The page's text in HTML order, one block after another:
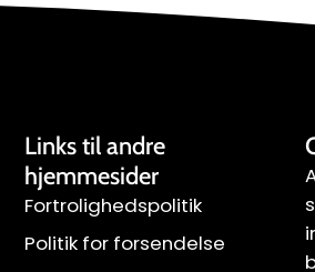
Links til andre
hjemmesider
Fortrolighedspolitik
Politik for forsendelse